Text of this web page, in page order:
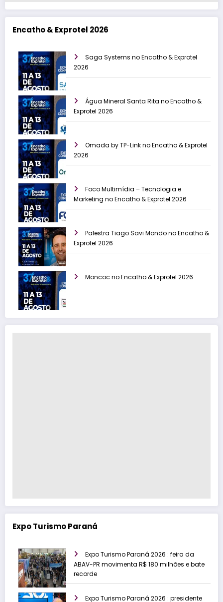
Encatho & Exprotel 2026
Saga Systems no Encatho & Exprotel
2026
Água Mineral Santa Rita no Encatho &
Exprotel 2026
Omada by TP-Link no Encatho & Exprotel
2026
Foco Multimídia – Tecnologia e
Marketing no Encatho & Exprotel 2026
Palestra Tiago Savi Mondo no Encatho &
Exprotel 2026
Moncoc no Encatho & Exprotel 2026
Expo Turismo Paraná
Expo Turismo Paraná 2026 : feira da
ABAV-PR movimenta R$ 180 milhões e bate
recorde
Expo Turismo Paraná 2026 : presidente